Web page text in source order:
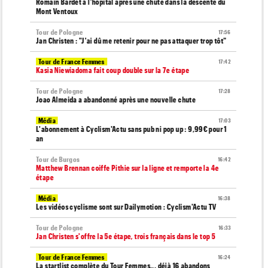
Mont Ventoux
17:56
Tour de Pologne
Jan Christen : "J'ai dû me retenir pour ne pas attaquer trop tôt"
17:42
Tour de France Femmes
Kasia Niewiadoma fait coup double sur la 7e étape
17:28
Tour de Pologne
Joao Almeida a abandonné après une nouvelle chute
17:03
Média
L'abonnement à Cyclism'Actu sans pub ni pop up : 9,99€ pour 1
an
16:42
Tour de Burgos
Matthew Brennan coiffe Pithie sur la ligne et remporte la 4e
étape
16:38
Média
Les vidéos cyclisme sont sur Dailymotion : Cyclism'Actu TV
16:33
Tour de Pologne
Jan Christen s'offre la 5e étape, trois français dans le top 5
16:24
Tour de France Femmes
La startlist complète du Tour Femmes... déjà 16 abandons